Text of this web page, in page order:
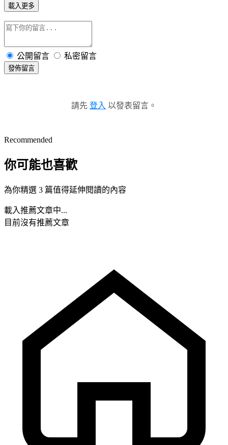
載入更多
公開留言 私密留言
發佈留言
請先 登入 以發表留言。
Recommended
你可能也喜歡
為你精選 3 篇值得延伸閱讀的內容
載入推薦文章中...
目前沒有推薦文章